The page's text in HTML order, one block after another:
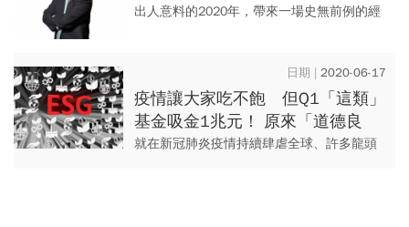
出人意料的2020年，帶來一場史無前例的經
2020-06-17
疫情讓大家吃不飽 但Q1「這類」
基金吸金1兆元！ 原來「道德良
心」可以當飯吃？
就在新冠肺炎疫情持續肆虐全球、許多龍頭